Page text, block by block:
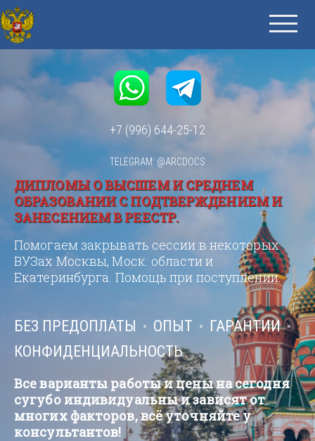
+7 (996) 644-25-12
TELEGRAM: @ARCDOCS
ДИПЛОМЫ О ВЫСШЕМ И СРЕДНЕМ
ОБРАЗОВАНИИ С ПОДТВЕРЖДЕНИЕМ И
ЗАНЕСЕНИЕМ В РЕЕСТР.
Помогаем закрывать сессии в некоторых
ВУЗах Москвы, Моск. области и
Екатеринбурга. Помощь при поступлении.
БЕЗ ПРЕДОПЛАТЫ ОПЫТ
ГАРАНТИИ
КОНФИДЕНЦИАЛЬНОСТЬ
Все варианты работы и цены на сегодня
сугубо индивидуальны и зависят от
многих факторов, всё уточняйте у
консультантов!